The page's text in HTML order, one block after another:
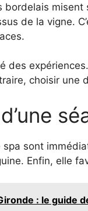
bordelais
de la vigne.
des
choisir une
sont
Enfin, elle
: le guide